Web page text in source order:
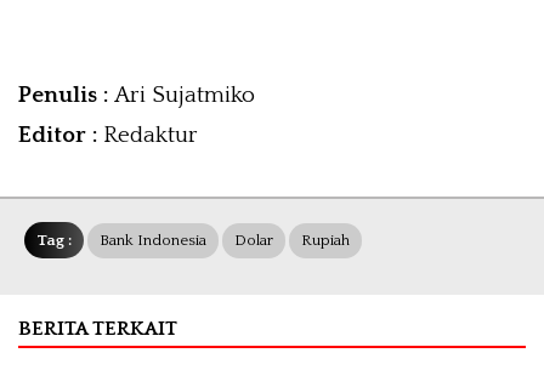
Penulis : Ari Sujatmiko
Editor : Redaktur
Tag : Bank Indonesia Dolar Rupiah
BERITA TERKAIT